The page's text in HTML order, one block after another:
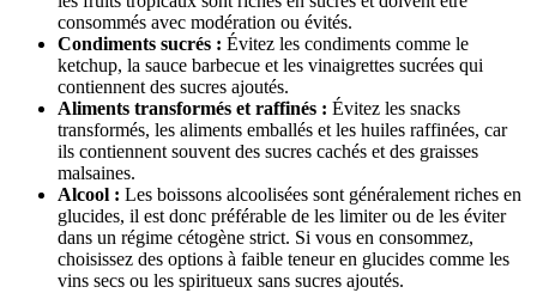
consommés avec modération ou évités.
Condiments sucrés : Évitez les condiments comme le
ketchup, la sauce barbecue et les vinaigrettes sucrées qui
contiennent des sucres ajoutés.
Aliments transformés et raffinés : Évitez les snacks
transformés, les aliments emballés et les huiles raffinées, car
ils contiennent souvent des sucres cachés et des graisses
malsaines.
Alcool : Les boissons alcoolisées sont généralement riches en
glucides, il est donc préférable de les limiter ou de les éviter
dans un régime cétogène strict. Si vous en consommez,
choisissez des options à faible teneur en glucides comme les
vins secs ou les spiritueux sans sucres ajoutés.